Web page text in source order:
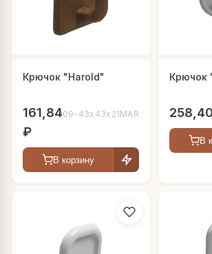
Крючок "Harold"
161,84
₽
209-43х43х21MAR
В корзину
Крючок
В